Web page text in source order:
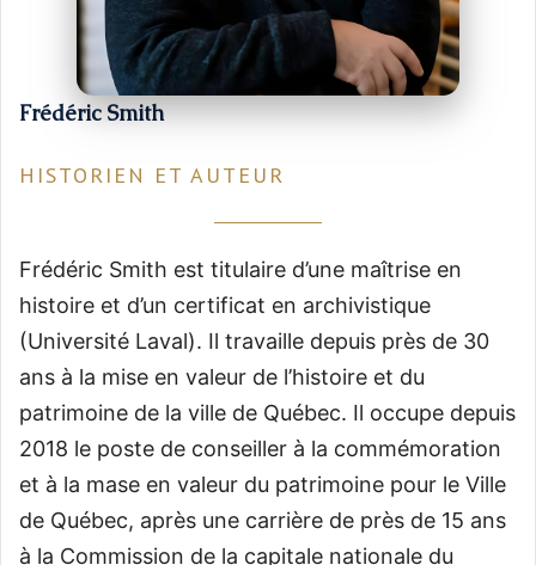
Frédéric Smith
HISTORIEN ET AUTEUR
Frédéric Smith est titulaire d’une maîtrise en
histoire et d’un certificat en archivistique
(Université Laval). Il travaille depuis près de 30
ans à la mise en valeur de l’histoire et du
patrimoine de la ville de Québec. Il occupe depuis
2018 le poste de conseiller à la commémoration
et à la mase en valeur du patrimoine pour le Ville
de Québec, après une carrière de près de 15 ans
à la Commission de la capitale nationale du